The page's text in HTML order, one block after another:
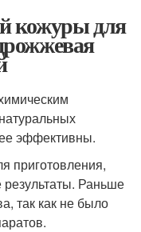
кожуры для
эффективны.
приготовления,
Раньше
так как не было